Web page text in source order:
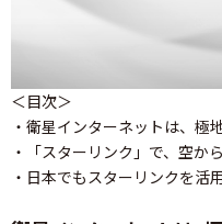
＜目次＞
・衛星インターネットは、極
・「スターリンク」で、空か
・日本でもスターリンクを活